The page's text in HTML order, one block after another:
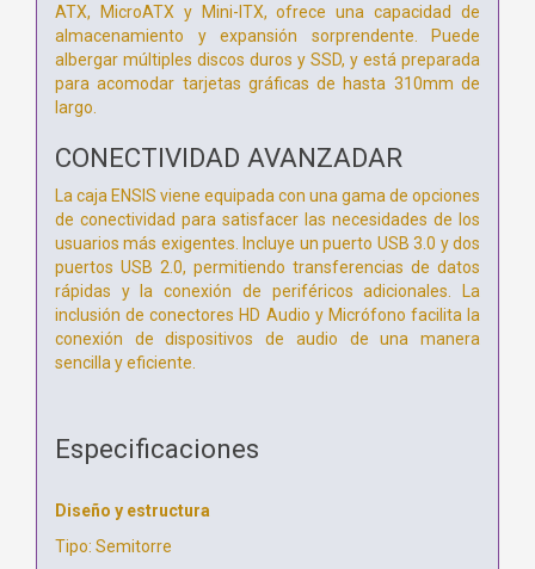
ATX, MicroATX y Mini-ITX, ofrece una capacidad de
almacenamiento y expansión sorprendente. Puede
albergar múltiples discos duros y SSD, y está preparada
para acomodar tarjetas gráficas de hasta 310mm de
largo.
CONECTIVIDAD AVANZADAR
La caja ENSIS viene equipada con una gama de opciones
de conectividad para satisfacer las necesidades de los
usuarios más exigentes. Incluye un puerto USB 3.0 y dos
puertos USB 2.0, permitiendo transferencias de datos
rápidas y la conexión de periféricos adicionales. La
inclusión de conectores HD Audio y Micrófono facilita la
conexión de dispositivos de audio de una manera
sencilla y eficiente.
Especificaciones
Diseño y estructura
Tipo: Semitorre